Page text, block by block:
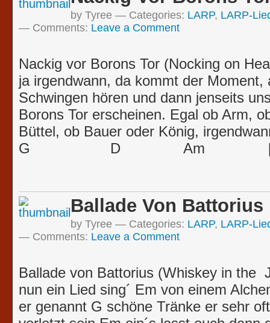
by Tyree Categories: LARP, LARP-
Comments: Leave a Comment
Nackig vor Borons Tor (Nocking on
ja irgendwann, da kommt der Moment,
Schwingen hören und dann jenseits
Borons Tor erscheinen. Egal ob Arm,
Büttel, ob Bauer oder König,
G D Am
Ballade Von Battorius
by Tyree Categories: LARP, LARP-
Comments: Leave a Comment
Ballade von Battorius (Whiskey in the
nun ein Lied sing´ Em von einem
er genannt G schöne Tränke er sehr